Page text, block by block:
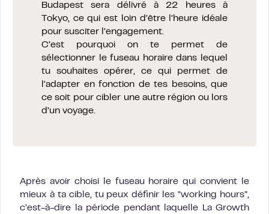
Budapest sera délivré à 22 heures à
Tokyo, ce qui est loin d’être l’heure idéale
pour susciter l’engagement.
C’est pourquoi on te permet de
sélectionner le fuseau horaire dans lequel
tu souhaites opérer, ce qui permet de
l’adapter en fonction de tes besoins, que
ce soit pour cibler une autre région ou lors
d’un voyage.
Après avoir choisi le fuseau horaire qui convient le
mieux à ta cible, tu peux définir les “working hours”,
c’est-à-dire la période pendant laquelle La Growth